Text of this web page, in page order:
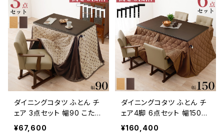
ダイニングコタツ ふとん チ
ェア 3点セット 幅90 こたつ
コタツ ダイニングチェア こ
たつテーブル こたつ布団 新
¥67,600
ダイニングコタツ ふとん チ
ェア4脚 6点セット 幅150
こたつ コタツ ダイニングチ
ェア こたつテーブル こたつ
¥160,400